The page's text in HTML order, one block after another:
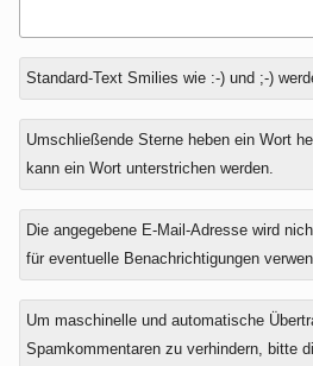
Antwort
zu
Standard-Text Smilies wie :-) und ;-)
Umschließende Sterne heben ein Wort
kann ein Wort unterstrichen werden.
Die angegebene E-Mail-Adresse wird
für eventuelle Benachrichtigungen
Um maschinelle und automatische
Spamkommentaren zu verhindern, bitte